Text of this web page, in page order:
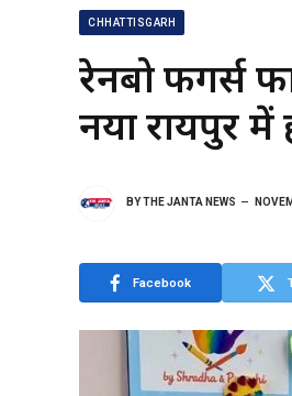
CHHATTISGARH
रेनबो फिंगर्स
नया रायपुर में
BYTHE JANTA NEWS
Facebook